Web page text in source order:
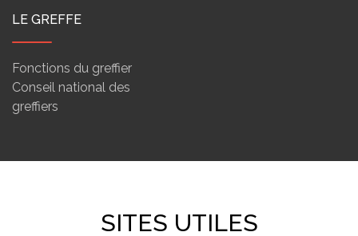
LE GREFFE
Fonctions du greffier
Conseil national des
greffiers
SITES UTILES